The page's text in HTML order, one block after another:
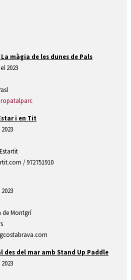
màgia de les dunes de Pals
2023
i en Tit
/ 972751910
de Montgrí
des del mar amb Stand Up Paddle